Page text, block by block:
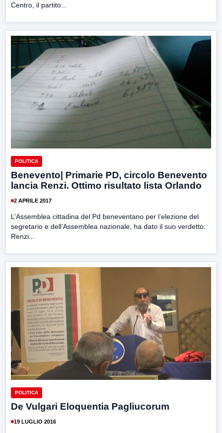
Centro, il partito...
POLITICA
Benevento| Primarie PD, circolo Benevento
lancia Renzi. Ottimo risultato lista Orlando
2 APRILE 2017
L’Assemblea cittadina del Pd beneventano per l’elezione del
segretario e dell’Assemblea nazionale, ha dato il suo verdetto:
Renzi...
POLITICA
De Vulgari Eloquentia Pagliucorum
19 LUGLIO 2016